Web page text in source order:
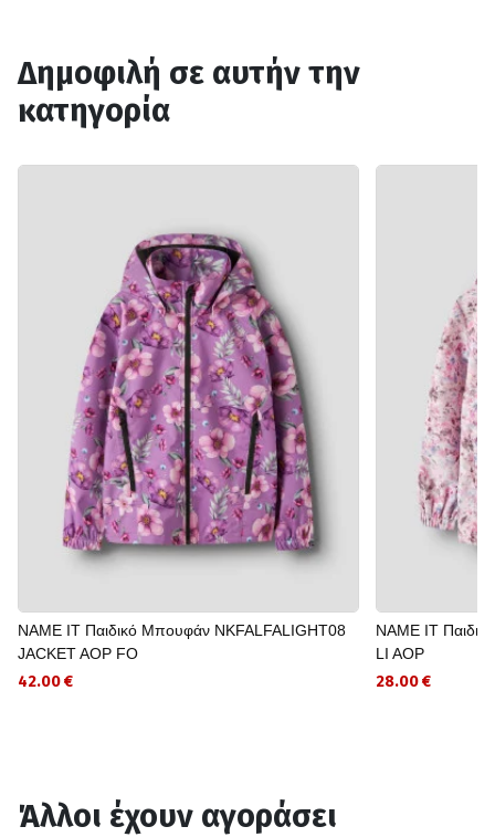
Δημοφιλή σε αυτήν την
κατηγορία
NAME IT Παιδικό Μπουφάν NKFALFALIGHT08
JACKET AOP FO
42.00 €
NAME IT
LI AOP
28.00 €
Άλλοι έχουν αγοράσει